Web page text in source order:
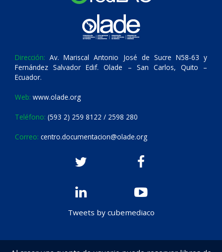
Dirección: Av. Mariscal Antonio José de Sucre N58-63 y
Fernández Salvador Edif. Olade – San Carlos, Quito –
Ecuador.
Web: www.olade.org
Teléfono: (593 2) 259 8122 / 2598 280
Correo: centro.documentacion@olade.org
Tweets by cubemediaco